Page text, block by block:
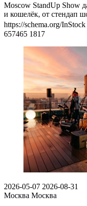
Moscow StandUp Show
и кошелёк, от стендап
https://schema.org/InStock
657465 1817
2026-05-07 2026-08-31
Москва Москва